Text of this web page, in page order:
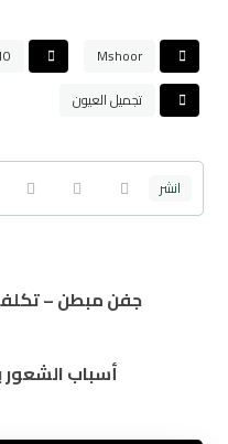
Mshoor
10
تجميل العيون
جفن مبطن – تكلفة
أسباب الشعور